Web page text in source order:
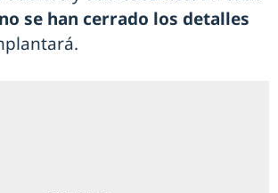
no se han cerrado los detalles